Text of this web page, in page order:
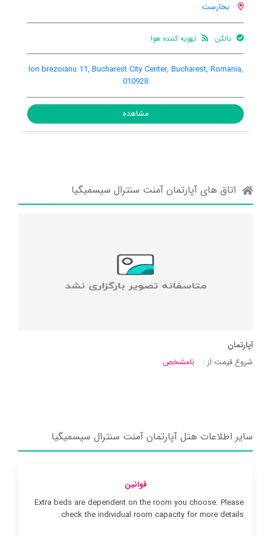
بخارست
بالکن تهویه کننده هوا
Ion brezoianu 11, Bucharest City Center, Bucharest, Romania,
010928
مشاهده
اتاق های آپارتمان آمنت سنترال سیسمیگیا
آپارتمان
شروع قیمت از :
نامشخص
سایر اطلاعات هتل آپارتمان آمنت سنترال سیسمیگیا
قوانین
Extra beds are dependent on the room you choose. Please
check the individual room capacity for more details.